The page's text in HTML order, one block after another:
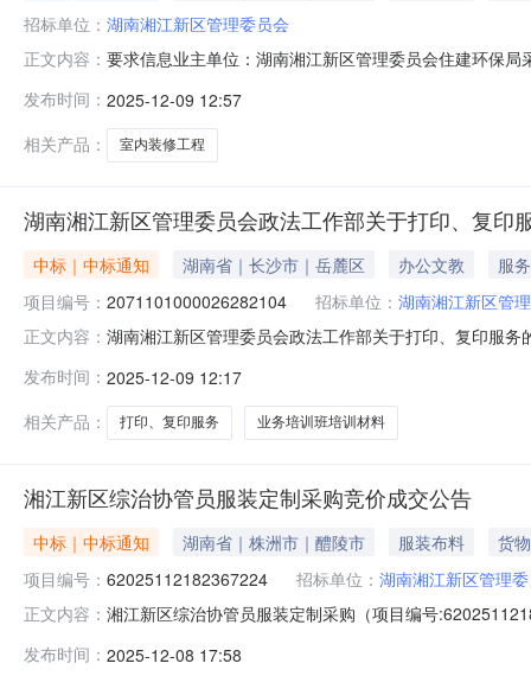
招标单位： 湖南湘江新区管理委员会
正文内容： 要求信息业主单位：湖南湘江新区管理委员会住建环保
服务金额(元)：1500-1500金额大写：一千五百-一千五
发布时间： 2025-12-09 12:57
相关产品：
室内装修工程
湖南湘江新区管理委员会政法工作部关于打印、复印
中标｜中标通知 湖南省｜长沙市｜岳麓区 办公文教
服务
项目编号： 2071101000026282104 招标单位： 湖南湘江新区管
正文内容： 湖南湘江新区管理委员会政法工作部关于打印、复印服
称：湖南省长沙市湖南湘江新区管理委员会报价起止时
单位统
发布时间： 2025-12-09 12:17
相关产品：
打印、复印服务 业务培训班培训材料
湘江新区综治协管员服装定制采购竞价成交公告
中标｜中标通知 湖南省｜株洲市｜醴陵市 服装布料
货物
项目编号： 62025112182367224 招标单位： 湖南湘江新区管理
正文内容： 湘江新区综治协管员服装定制采购（项目编号
11-2115:30-2025-11-2615:30二、采购单位信息采购单
发布时间： 2025-12-08 17:58